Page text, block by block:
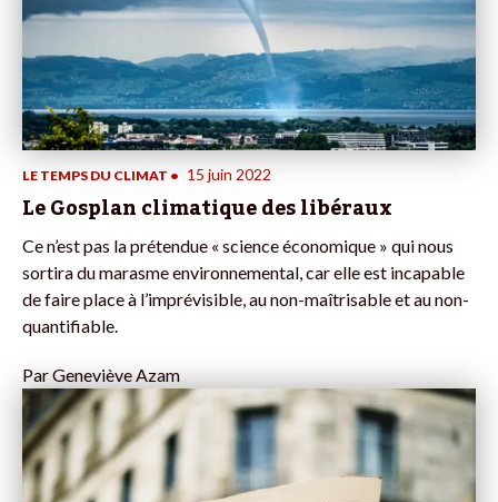
LE TEMPS DU CLIMAT • 15 juin 2022
Le Gosplan climatique des libéraux
Ce n’est pas la prétendue « science économique » qui nous
sortira du marasme environnemental, car elle est incapable
de faire place à l’imprévisible, au non-maîtrisable et au non-
quantifiable.
ParGeneviève Azam